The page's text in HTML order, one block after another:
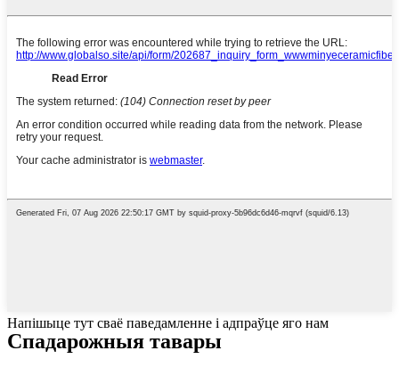
Напішыце тут сваё паведамленне і адпраўце яго нам
Спадарожныя тавары